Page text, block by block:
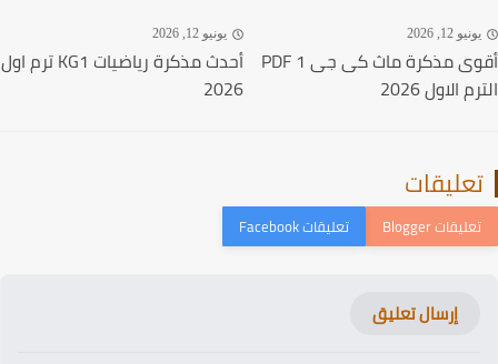
12, 2026
أقوى مذكرة ماث كى جى 1 PDF
الاول 2026
يونيو 12, 2026
أحدث مذكرة رياضيات KG1 ترم اول
2026
إرسال تعليق